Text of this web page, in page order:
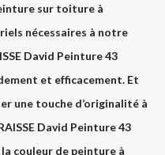
sur toiture à
nécessaires à notre
David Peinture 43
et efficacement. Et
une touche d’originalité à
David Peinture 43
couleur de peinture à